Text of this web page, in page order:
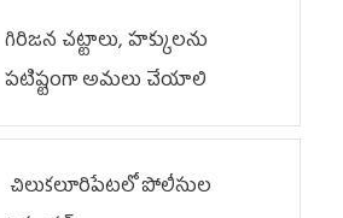
గిరిజన చట్టాలు, హక్కులను
పటిష్టంగా అమలు చేయాలి
చిలుక‌లూరిపేట‌లో పోలీసుల